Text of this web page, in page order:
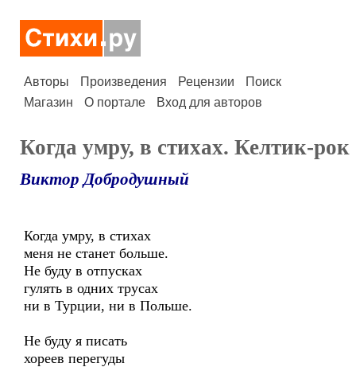
Авторы Произведения Рецензии
Поиск
Магазин
О портале Вход для авторов
Когда умру, в стихах. Келтик-рок
Виктор Добродушный
Когда умру, в стихах
меня не станет больше.
Не буду в отпусках
гулять в одних трусах
ни в Турции, ни в Польше.
Не буду я писать
хореев перегуды